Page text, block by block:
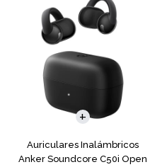
Auriculares Inalámbricos
Anker Soundcore C50i Open